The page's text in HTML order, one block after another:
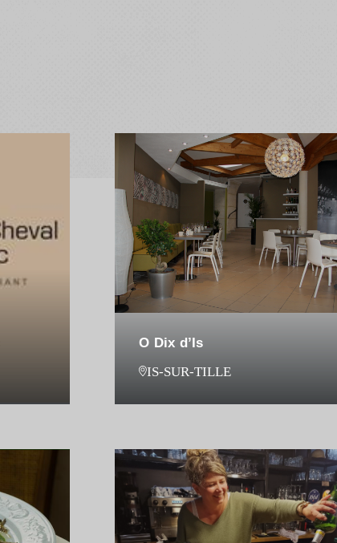
O Dix d’Is
IS-SUR-TILLE